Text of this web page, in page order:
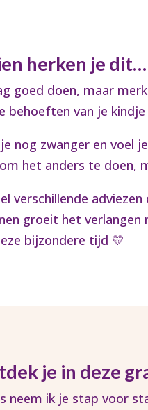
herken je dit…
goed doen, maar
behoeften van je
nog zwanger en voel
om het anders te
verschillende
groeit het
bijzondere tijd 💛
je in deze
neem ik je stap voor